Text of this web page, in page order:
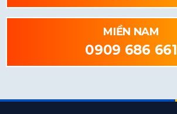
MIỀN NAM
0909 686 661